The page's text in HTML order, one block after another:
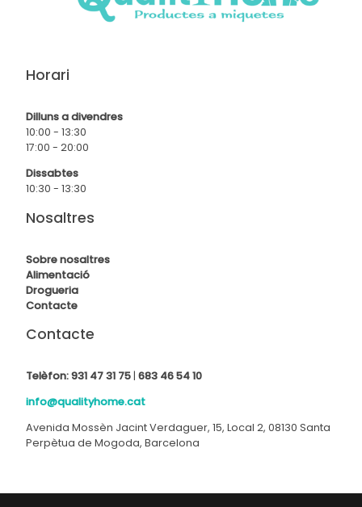
Horari
Dilluns a divendres
10:00 - 13:30
17:00 - 20:00
Dissabtes
10:30 - 13:30
Nosaltres
Sobre nosaltres
Alimentació
Drogueria
Contacte
Contacte
Telèfon:931 47 31 75 | 683 46 54 10
info@qualityhome.cat
Avenida Mossèn Jacint Verdaguer, 15, Local 2, 08130 Santa
Perpètua de Mogoda, Barcelona